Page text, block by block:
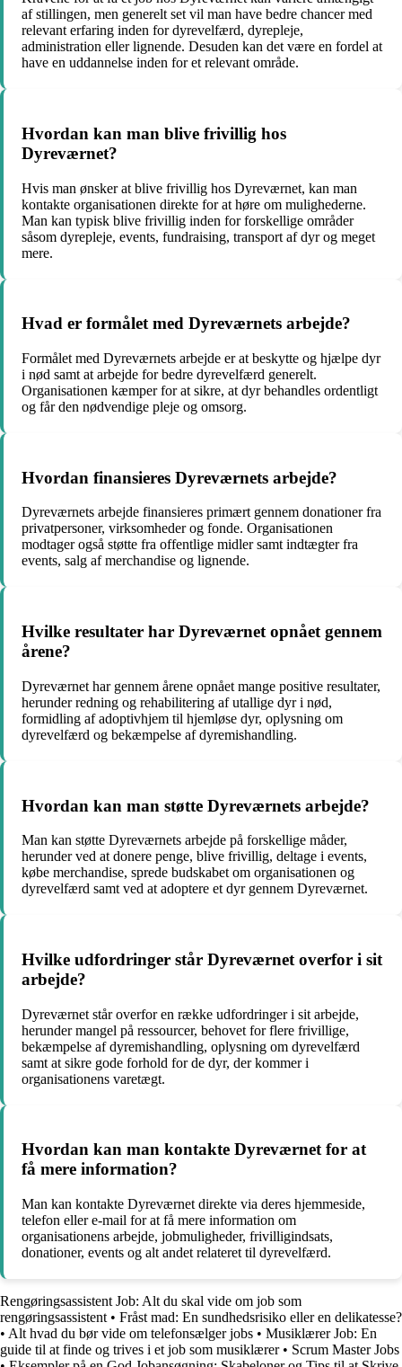
af stillingen, men generelt set vil man have bedre chancer med
relevant erfaring inden for dyrevelfærd, dyrepleje,
administration eller lignende. Desuden kan det være en fordel at
have en uddannelse inden for et relevant område.
Hvordan kan man blive frivillig hos
Dyreværnet?
Hvis man ønsker at blive frivillig hos Dyreværnet, kan man
kontakte organisationen direkte for at høre om mulighederne.
Man kan typisk blive frivillig inden for forskellige områder
såsom dyrepleje, events, fundraising, transport af dyr og meget
mere.
Hvad er formålet med Dyreværnets arbejde?
Formålet med Dyreværnets arbejde er at beskytte og hjælpe dyr
i nød samt at arbejde for bedre dyrevelfærd generelt.
Organisationen kæmper for at sikre, at dyr behandles ordentligt
og får den nødvendige pleje og omsorg.
Hvordan finansieres Dyreværnets arbejde?
Dyreværnets arbejde finansieres primært gennem donationer fra
privatpersoner, virksomheder og fonde. Organisationen
modtager også støtte fra offentlige midler samt indtægter fra
events, salg af merchandise og lignende.
Hvilke resultater har Dyreværnet opnået gennem
årene?
Dyreværnet har gennem årene opnået mange positive resultater,
herunder redning og rehabilitering af utallige dyr i nød,
formidling af adoptivhjem til hjemløse dyr, oplysning om
dyrevelfærd og bekæmpelse af dyremishandling.
Hvordan kan man støtte Dyreværnets arbejde?
Man kan støtte Dyreværnets arbejde på forskellige måder,
herunder ved at donere penge, blive frivillig, deltage i events,
købe merchandise, sprede budskabet om organisationen og
dyrevelfærd samt ved at adoptere et dyr gennem Dyreværnet.
Hvilke udfordringer står Dyreværnet overfor i sit
arbejde?
Dyreværnet står overfor en række udfordringer i sit arbejde,
herunder mangel på ressourcer, behovet for flere frivillige,
bekæmpelse af dyremishandling, oplysning om dyrevelfærd
samt at sikre gode forhold for de dyr, der kommer i
organisationens varetægt.
Hvordan kan man kontakte Dyreværnet for at
få mere information?
Man kan kontakte Dyreværnet direkte via deres hjemmeside,
telefon eller e-mail for at få mere information om
organisationens arbejde, jobmuligheder, frivilligindsats,
donationer, events og alt andet relateret til dyrevelfærd.
Rengøringsassistent Job: Alt du skal vide om job som
rengøringsassistent • Fråst mad: En sundhedsrisiko eller en delikatesse?
• Alt hvad du bør vide om telefonsælger jobs • Musiklærer Job: En
guide til at finde og trives i et job som musiklærer• Scrum Master Jobs